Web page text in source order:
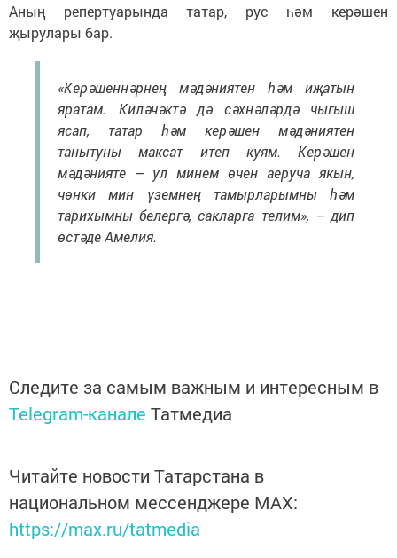
Аның репертуарында татар, рус һәм керәшен
җырулары бар.
«Керәшеннәрнең мәдәниятен һәм иҗатын
яратам. Киләчәктә дә сәхнәләрдә чыгыш
ясап, татар һәм керәшен мәдәниятен
танытуны максат итеп куям. Керәшен
мәдәнияте – ул минем өчен аеруча якын,
чөнки мин үземнең тамырларымны һәм
тарихымны белергә, сакларга телим», – дип
өстәде Амелия.
Следите за самым важным и интересным в
Telegram-канале Татмедиа
Читайте новости Татарстана в
национальном мессенджере MАХ:
https://max.ru/tatmedia